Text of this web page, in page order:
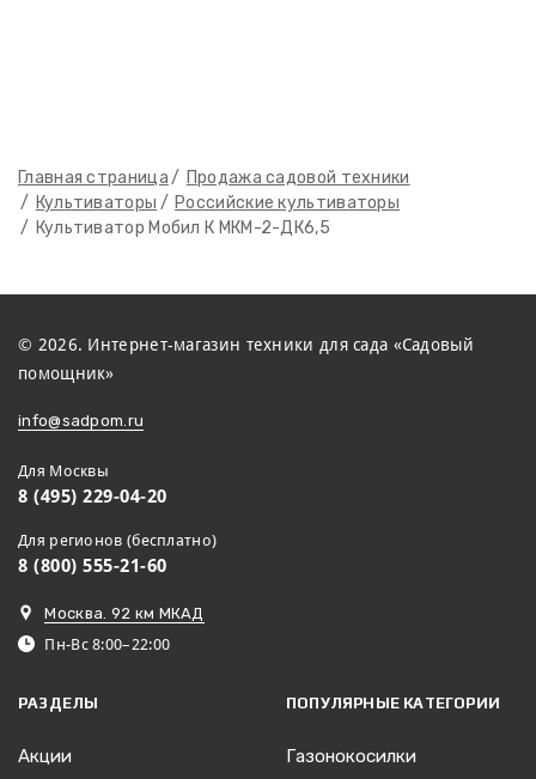
Главная страница
Продажа садовой техники
Культиваторы
Российские культиваторы
Культиватор Мобил К МКМ-2-ДК6,5
© 2026. Интернет-магазин техники для сада «Садовый
помощник»
info@sadpom.ru
Для Москвы
8 (495) 229-04-20
Для регионов (бесплатно)
8 (800) 555-21-60
Москва. 92 км МКАД
Пн-Вс 8:00–22:00
РАЗДЕЛЫ
Акции
ПОПУЛЯРНЫЕ КАТЕГОРИИ
Газонокосилки